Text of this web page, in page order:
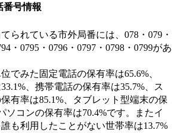
番号情報
られている市外局番には、078・079・
・0795・0796・0797・0798・0799があ
でみた固定電話の保有率は65.6%、
、携帯電話の保有率は35.7%、ス
有率は85.1%、タブレット型端末の保
ソコンの保有率は70.4%です。またイ
も利用したことがない世帯率は13.7%